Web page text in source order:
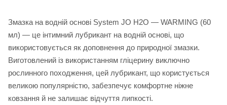
Змазка на водній основі System JO H2O — WARMING (60
мл) — це інтимний лубрикант на водній основі, що
використовується як доповнення до природної змазки.
Виготовлений із використанням гліцерину виключно
рослинного походження, цей лубрикант, що користується
великою популярністю, забезпечує комфортне ніжне
ковзання й не залишає відчуття липкості.